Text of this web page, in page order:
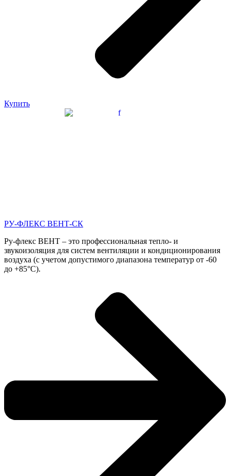
Купить
РУ-ФЛЕКС ВЕНТ-СК
Ру-флекс ВЕНТ – это профессиональная тепло- и
звукоизоляция для систем вентиляции и кондиционирования
воздуха (с учетом допустимого диапазона температур от -60
до +85°С).